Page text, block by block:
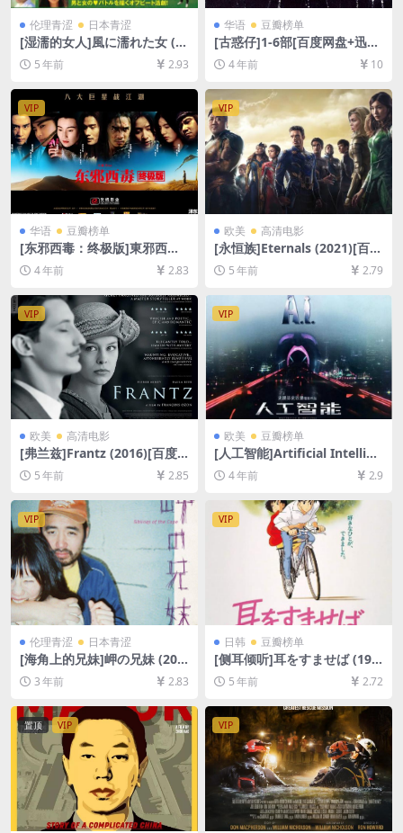
伦理青涩 日本青涩
[湿濡的女人]風に濡れた女 (2
016)[百度网盘+迅雷云盘资源
1080P超清未删减][MP4/4.7G
B][日语中字]【手机在线无法
观看，请下载防和谐压缩包
（含解压密码）】
5 年前 2.93
华语 豆瓣榜单
[古惑仔]1-6部[百度网盘+迅雷
云盘资源1080P超清未删减]
[MP4/35GB][粤语原声中文字
幕]
4 年前 10
VIP
华语 豆瓣榜单
[东邪西毒：终极版]東邪西毒
終極版 (2008)[百度网盘+迅雷
云盘资源1080P超清未删减]
4 年前 2.83
VIP
欧美 高清电影
[永恒族]Eternals (2021)[百度
网盘+迅雷云盘资源1080P超
清未删减][MP4/10GB][中文
5 年前 2.79
VIP
欧美 高清电影
[弗兰兹]Frantz (2016)[百度
网盘+迅雷云盘资源1080P超
清未删减][MP4/7.2GB][中英
字幕]
5 年前 2.85
VIP
欧美 豆瓣榜单
[人工智能]Artificial Intellige
nce: AI (2001)[百度网盘+迅
雷云盘资源1080P超清未删减]
[MP4/9.4GB][中英字幕]
4 年前 2.9
VIP
伦理青涩 日本青涩
[海角上的兄妹]岬の兄妹 (201
8)[百度网盘+迅雷云盘资源10
80P超清未删减][MP4/3GB]
[日语中字]
3 年前 2.83
VIP
日韩 豆瓣榜单
[侧耳倾听]耳をすませば (199
5)[百度网盘+迅雷云盘资源10
80P超清未删减][MP4/5.7GB]
[日语中字]
5 年前 2.72
置顶 VIP VIP